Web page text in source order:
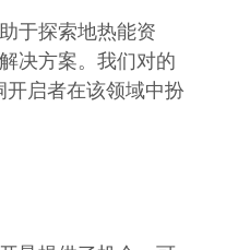
于探索地热能资
决方案。我们对的
开启者在该领域中扮